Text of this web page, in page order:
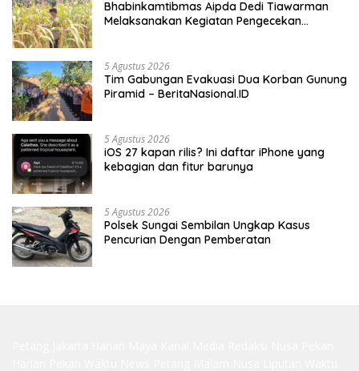
Bhabinkamtibmas Aipda Dedi Tiawarman
Melaksanakan Kegiatan Pengecekan
5 Agustus 2026
Tim Gabungan Evakuasi Dua Korban Gunung
Piramid – BeritaNasional.ID
5 Agustus 2026
iOS 27 kapan rilis? Ini daftar iPhone yang
kebagian dan fitur barunya
5 Agustus 2026
Polsek Sungai Sembilan Ungkap Kasus
Pencurian Dengan Pemberatan